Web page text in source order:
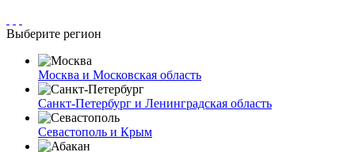
Выберите регион
Москва и Московская область
Санкт-Петербург и Ленинградская область
Севастополь и Крым